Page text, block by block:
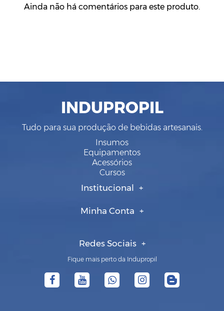
Ainda não há comentários para este produto.
INDUPROPIL
Tudo para sua produção de bebidas artesanais.
Insumos
Equipamentos
Acessórios
Cursos
Institucional
Minha Conta
Redes Sociais
Fique mais perto da Indupropil